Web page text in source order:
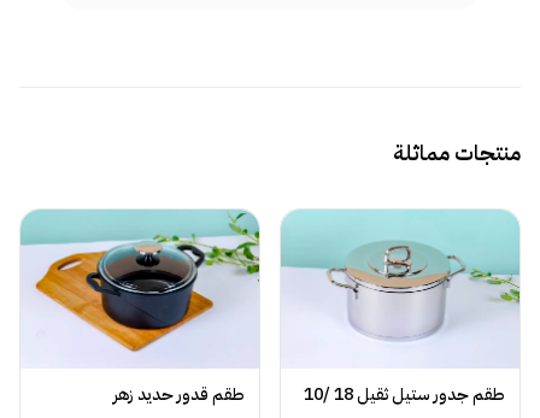
منتجات مماثلة
طقم جدور ستيل ثقيل 18 /10 طقم قدور حديد زهر